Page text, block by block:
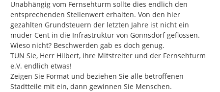
Unabhängig vom Fernsehturm sollte dies endlich den
entsprechenden Stellenwert erhalten. Von den hier
gezahlten Grundsteuern der letzten Jahre ist nicht ein
müder Cent in die Infrastruktur von Gönnsdorf geflossen.
Wieso nicht? Beschwerden gab es doch genug.
TUN Sie, Herr Hilbert, Ihre Mitstreiter und der Fernsehturm
e.V. endlich etwas!
Zeigen Sie Format und beziehen Sie alle betroffenen
Stadtteile mit ein, dann gewinnen Sie Menschen.